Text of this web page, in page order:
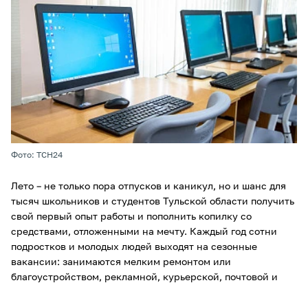
Фото: ТСН24
Лето – не только пора отпусков и каникул, но и шанс для
тысяч школьников и студентов Тульской области получить
свой первый опыт работы и пополнить копилку со
средствами, отложенными на мечту. Каждый год сотни
подростков и молодых людей выходят на сезонные
вакансии: занимаются мелким ремонтом или
благоустройством, рекламной, курьерской, почтовой и